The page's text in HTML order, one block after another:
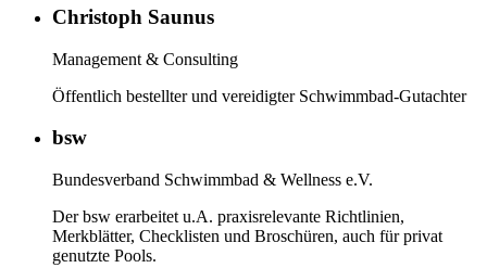
Christoph Saunus
Management & Consulting
Öffentlich bestellter und vereidigter Schwimmbad-Gutachter
bsw
Bundesverband Schwimmbad & Wellness e.V.
Der bsw erarbeitet u.A. praxisrelevante Richtlinien,
Merkblätter, Checklisten und Broschüren, auch für privat
genutzte Pools.